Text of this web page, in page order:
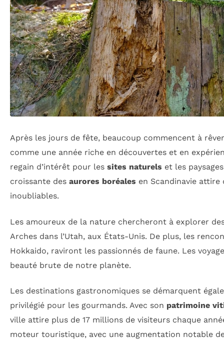
Après les jours de fête, beaucoup commencent à
comme une année riche en découvertes et en
regain d’intérêt pour les sites naturels et les
croissante des aurores boréales en Scandinavie
inoubliables.
Les amoureux de la nature chercheront à explorer
Arches dans l’Utah, aux États-Unis. De plus, les
Hokkaido, raviront les passionnés de faune. Les
beauté brute de notre planète.
Les destinations gastronomiques se démarquent
privilégié pour les gourmands. Avec son patrimoine
ville attire plus de 17 millions de visiteurs chaque
moteur touristique, avec une augmentation notable